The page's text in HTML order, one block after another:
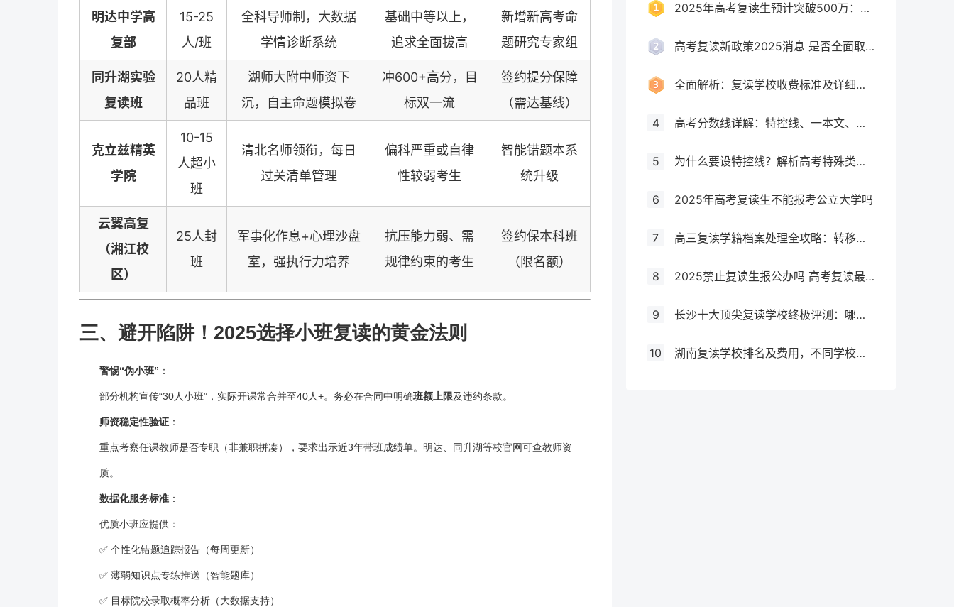
明达中学高
复部
15-25
人/班
全科导师制，大数据
学情诊断系统
基础中等以上，
追求全面拔高
新增新高考命
题研究专家组
同升湖实验
复读班
20人精
品班
湖师大附中师资下
沉，自主命题模拟卷
冲600+高分，目
标双一流
签约提分保障
（需达基线）
克立兹精英
学院
10-15
人超小
班
清北名师领衔，每日
过关清单管理
偏科严重或自律
性较弱考生
智能错题本系
统升级
云翼高复
（湘江校
区）
25人封
班
军事化作息+心理沙盘
室，强执行力培养
抗压能力弱、需
规律约束的考生
签约保本科班
（限名额）
三、避开陷阱！2025选择小班复读的黄金法则
警惕“伪小班” ：
部分机构宣传“30人小班”，实际开课常合并至40人+。务必在合同中明确班额上限及违约条款。
师资稳定性验证 ：
重点考察任课教师是否专职（非兼职拼凑），要求出示近3年带班成绩单。明达、同升湖等校官网可查教师资
质。
数据化服务标准 ：
优质小班应提供：
✅ 个性化错题追踪报告（每周更新）
✅ 薄弱知识点专练推送（智能题库）
✅ 目标院校录取概率分析（大数据支持）
2025年高考复读生预计突破500万：一场教育内卷的深层博弈
高考复读新政策2025消息 是否全面取消复读生
全面解析：复读学校收费标准及详细费用清单
4 高考分数线详解：特控线、一本文、重本线的区别及其意义
5 为什么要设特控线？解析高考特殊类型招生控制线的意义
6 2025年高考复读生不能报考公立大学吗
7 高三复读学籍档案处理全攻略：转移、保管及复读后的学籍状态详解！
8 2025禁止复读生报公办吗 高考复读最新政策要求
9 长沙十大顶尖复读学校终极评测：哪所最适合你？
10 湖南复读学校排名及费用，不同学校价格参考